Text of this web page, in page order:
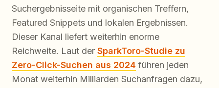
Suchergebnisseite mit organischen Treffern,
Featured Snippets und lokalen Ergebnissen.
Dieser Kanal liefert weiterhin enorme
Reichweite. Laut der SparkToro-Studie zu
Zero-Click-Suchen aus 2024 führen jeden
Monat weiterhin Milliarden Suchanfragen dazu,